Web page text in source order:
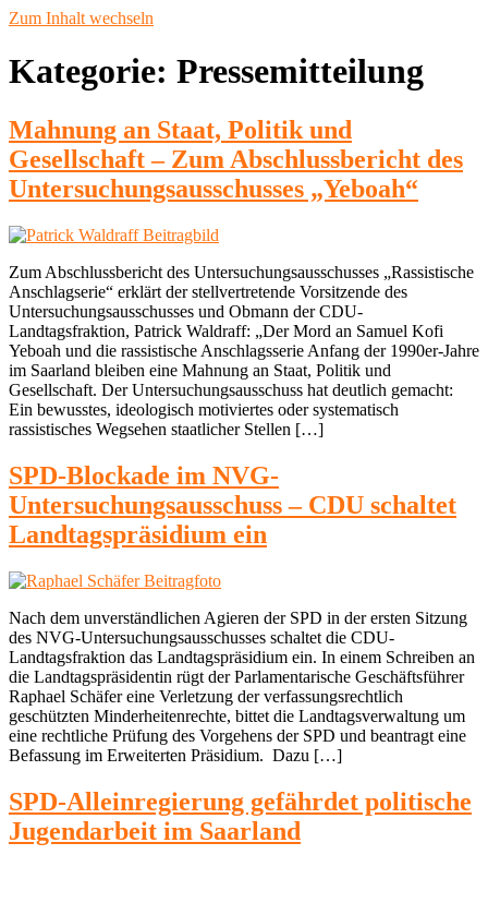
Zum Inhalt wechseln
Kategorie: Pressemitteilung
Mahnung an Staat, Politik und
Gesellschaft – Zum Abschlussbericht des
Untersuchungsausschusses „Yeboah“
Zum Abschlussbericht des Untersuchungsausschusses „Rassistische
Anschlagserie“ erklärt der stellvertretende Vorsitzende des
Untersuchungsausschusses und Obmann der CDU-
Landtagsfraktion, Patrick Waldraff: „Der Mord an Samuel Kofi
Yeboah und die rassistische Anschlagsserie Anfang der 1990er-Jahre
im Saarland bleiben eine Mahnung an Staat, Politik und
Gesellschaft. Der Untersuchungsausschuss hat deutlich gemacht:
Ein bewusstes, ideologisch motiviertes oder systematisch
rassistisches Wegsehen staatlicher Stellen […]
SPD-Blockade im NVG-
Untersuchungsausschuss – CDU schaltet
Landtagspräsidium ein
Nach dem unverständlichen Agieren der SPD in der ersten Sitzung
des NVG-Untersuchungsausschusses schaltet die CDU-
Landtagsfraktion das Landtagspräsidium ein. In einem Schreiben an
die Landtagspräsidentin rügt der Parlamentarische Geschäftsführer
Raphael Schäfer eine Verletzung der verfassungsrechtlich
geschützten Minderheitenrechte, bittet die Landtagsverwaltung um
eine rechtliche Prüfung des Vorgehens der SPD und beantragt eine
Befassung im Erweiterten Präsidium. Dazu […]
SPD-Alleinregierung gefährdet politische
Jugendarbeit im Saarland